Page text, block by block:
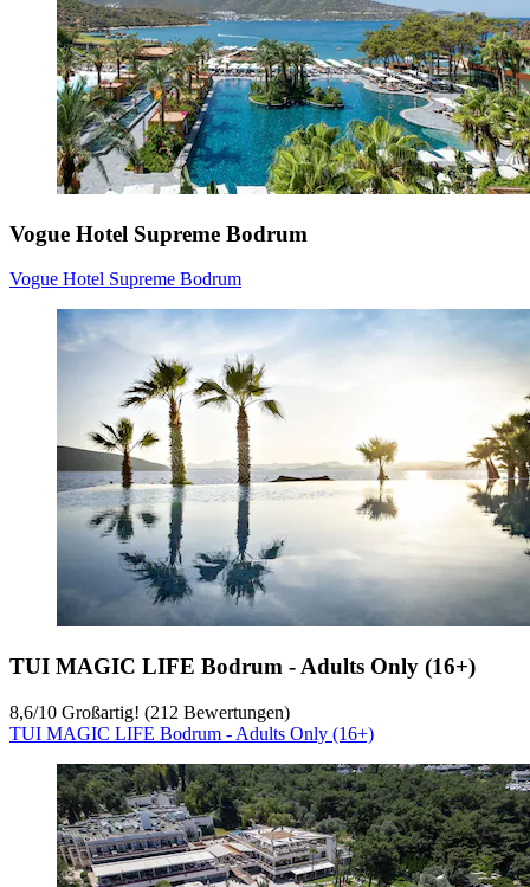
Vogue Hotel Supreme Bodrum
Vogue Hotel Supreme Bodrum
TUI MAGIC LIFE Bodrum - Adults Only (16+)
8,6/10 Großartig! (212 Bewertungen)
TUI MAGIC LIFE Bodrum - Adults Only (16+)